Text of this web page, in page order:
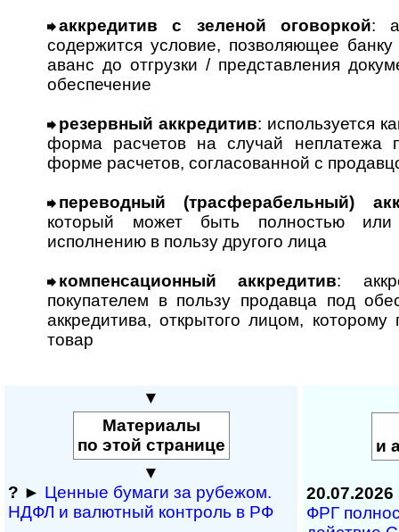
аккредитив с зеленой оговоркой:
содержится условие, позволяющее
аванс до отгрузки / представления
обеспечение
резервный аккредитив: используется
форма расчетов на случай неплатежа
форме расчетов, согласованной с
переводный (трасферабельный)
который может быть полностью или
исполнению в пользу другого лица
компенсационный аккредитив:
покупателем в пользу продавца под
аккредитива, открытого лицом, которому
товар
▼
Материалы
по этой странице
▼
? ► Ценные бумаги за рубежом.
НДФЛ и ва­лют­ный кон­т­роль в РФ
и
20.07.2026
ФРГ